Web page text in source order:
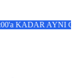
AYNI GÜN